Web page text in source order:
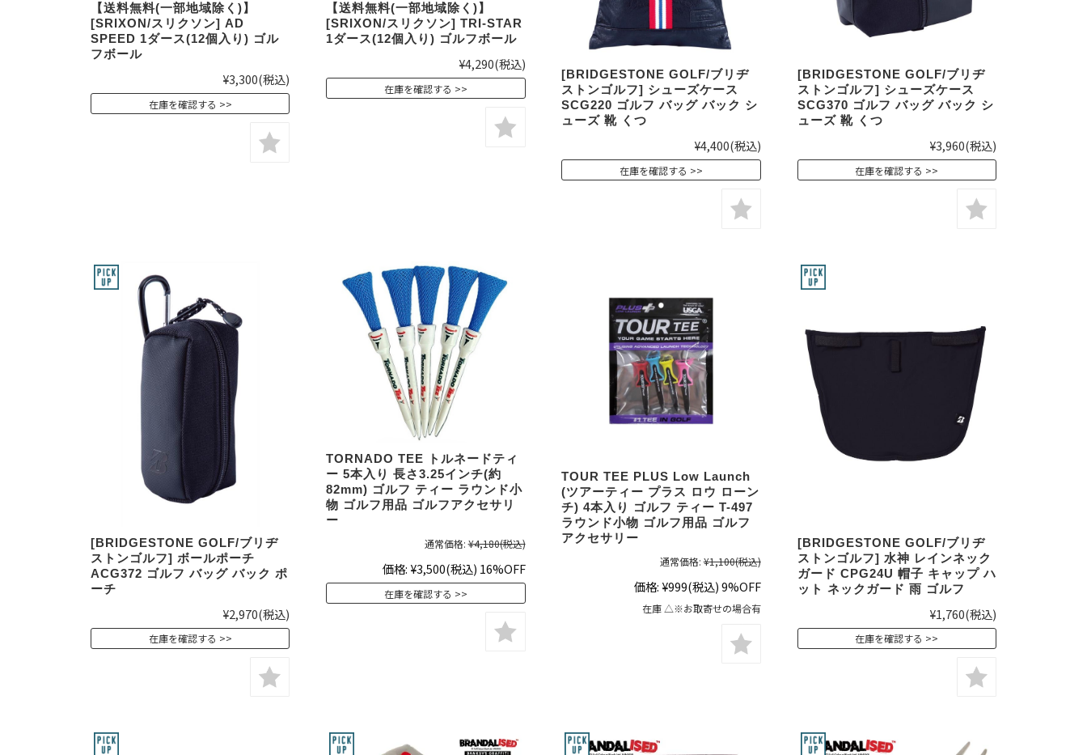
【送料無料(一部地域除く)】
[SRIXON/スリクソン] AD
SPEED 1ダース(12個入り) ゴル
フボール
¥3,300(税込)
在庫を確認する
【送料無料(一部地域除く)】
[SRIXON/スリクソン] TRI-STAR
1ダース(12個入り) ゴルフボール
¥4,290(税込)
在庫を確認する
[BRIDGESTONE GOLF/ブリヂ
ストンゴルフ] シューズケース
SCG220 ゴルフ バッグ バック シ
ューズ 靴 くつ
¥4,400(税込)
在庫を確認する
[BRIDGESTONE GOLF/ブリヂ
ストンゴルフ] シューズケース
SCG370 ゴルフ バッグ バック シ
ューズ 靴 くつ
¥3,960(税込)
在庫を確認する
[BRIDGESTONE GOLF/ブリヂ
ストンゴルフ] ボールポーチ
ACG372 ゴルフ バッグ バック ポ
ーチ
¥2,970(税込)
在庫を確認する
TORNADO TEE トルネードティ
ー 5本入り 長さ3.25インチ(約
82mm) ゴルフ ティー ラウンド小
物 ゴルフ用品 ゴルフアクセサリ
ー
通常価格: ¥4,180(税込)
価格: ¥3,500(税込) 16%OFF
在庫を確認する
TOUR TEE PLUS Low Launch
(ツアーティー プラス ロウ ローン
チ) 4本入り ゴルフ ティー T-497
ラウンド小物 ゴルフ用品 ゴルフ
アクセサリー
通常価格: ¥1,100(税込)
価格: ¥999(税込)9%OFF
在庫 △※お取寄せの場合有
[BRIDGESTONE GOLF/ブリヂ
ストンゴルフ] 水神 レインネック
ガード CPG24U 帽子 キャップ ハ
ット ネックガード 雨 ゴルフ
¥1,760(税込)
在庫を確認する